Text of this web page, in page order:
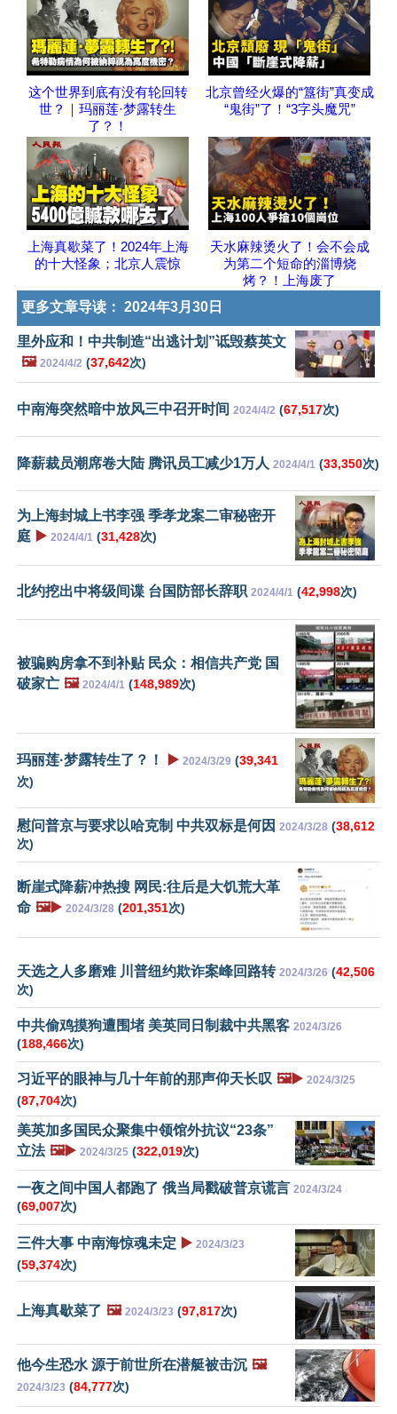
这个世界到底有没有轮回转
世？｜玛丽莲·梦露转生
了？！
北京曾经火爆的“簋街”真变成
“鬼街”了！“3字头魔咒”
上海真歇菜了！2024年上海
的十大怪象；北京人震惊
天水麻辣烫火了！会不会成
为第二个短命的淄博烧
烤？！上海废了
更多文章导读： 2024年3月30日
里外应和！中共制造“出逃计划”诋毁蔡英文
🖼️ 2024/4/2 (37,642次)
中南海突然暗中放风三中召开时间 2024/4/2 (67,517次)
降薪裁员潮席卷大陆 腾讯员工减少1万人 2024/4/1 (33,350次)
为上海封城上书李强 季孝龙案二审秘密开
庭 ▶️ 2024/4/1 (31,428次)
北约挖出中将级间谍 台国防部长辞职 2024/4/1 (42,998次)
被骗购房拿不到补贴 民众：相信共产党 国
破家亡 🖼️ 2024/4/1 (148,989次)
玛丽莲·梦露转生了？！ ▶️ 2024/3/29 (39,341
次)
慰问普京与要求以哈克制 中共双标是何因 2024/3/28 (38,612
次)
断崖式降薪冲热搜 网民:往后是大饥荒大革
命 🖼️▶️ 2024/3/28 (201,351次)
天选之人多磨难 川普纽约欺诈案峰回路转 2024/3/26 (42,506
次)
中共偷鸡摸狗遭围堵 美英同日制裁中共黑客 2024/3/26
(188,466次)
习近平的眼神与几十年前的那声仰天长叹 🖼️▶️ 2024/3/25
(87,704次)
美英加多国民众聚集中领馆外抗议“23条”
立法 🖼️▶️ 2024/3/25 (322,019次)
一夜之间中国人都跑了 俄当局戳破普京谎言 2024/3/24
(69,007次)
三件大事 中南海惊魂未定 ▶️ 2024/3/23
(59,374次)
上海真歇菜了 🖼️ 2024/3/23 (97,817次)
他今生恐水 源于前世所在潜艇被击沉 🖼️
2024/3/23 (84,777次)